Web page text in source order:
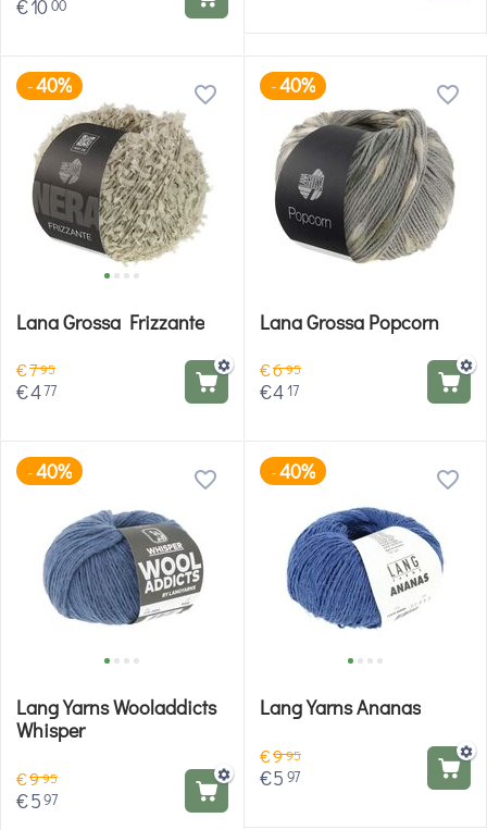
€1000
-40%
Lana Grossa Frizzante
€795
€477
-40%
Lana Grossa Popcorn
€695
€417
-40%
Lang Yarns Wooladdicts
Whisper
€995
€597
-40%
Lang Yarns Ananas
€995
€5 97